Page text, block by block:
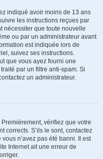
indiqué avoir moins de 13 ans
les instructions reçues par
nécessiter que toute nouvelle
ou par un administrateur avant
est indiquée lors de
suivez ses instructions.
que vous ayez fourni une
par un filtre anti-spam. Si
un administrateur.
vérifiez que votre
corrects. S’ils le sont, contactez
n’avez pas été banni. Il est
Internet ait une erreur de